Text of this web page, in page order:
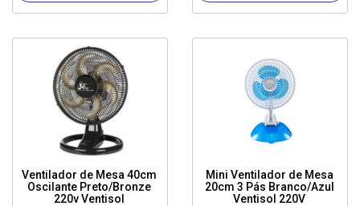
Ventilador de Mesa 40cm
Oscilante Preto/Bronze
220v Ventisol
Mini Ventilador de Mesa
20cm 3 Pás Branco/Azul
Ventisol 220V